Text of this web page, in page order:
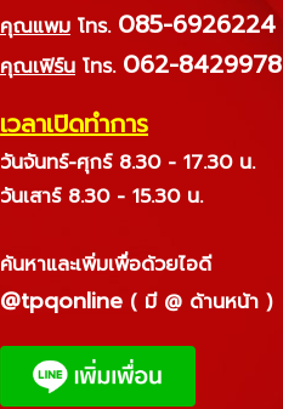
คุณแพม โทร. 085-6926224
คุณเฟิร์น โทร. 062-8429978
เวลาเปิดทำการ
วันจันทร์-ศุกร์ 8.30 - 17.30 น.
วันเสาร์ 8.30 - 15.30 น.
ค้นหาและเพิ่มเพื่อด้วยไอดี
@tpqonline ( มี @ ด้านหน้า )